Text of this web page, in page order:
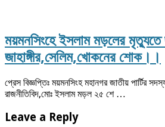
ময়মনসিংহে ইসলাম মড়লের মৃত্যুতে
জাহাঙ্গীর,সেলিম,খোকনের শোক।।
প্রেস বিজ্ঞপ্তিঃ ময়মনসিংহ মহানগর জাতীয় পার্টির
রাজনীতিবিদ,মোঃ ইসলাম মড়ল ২৫ শে …
Leave a Reply